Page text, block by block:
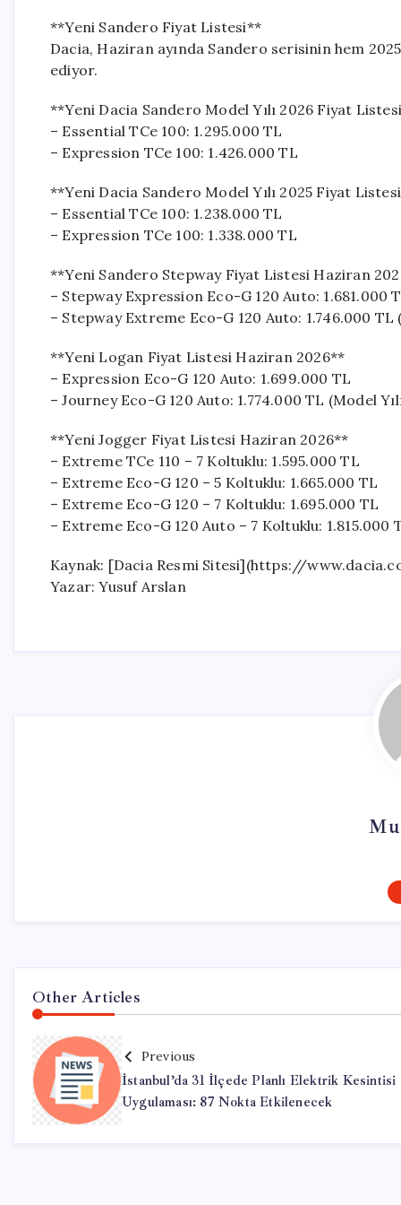
**Yeni Sandero Fiyat Listesi**
Dacia, Haziran ayında Sandero serisinin hem
ediyor.
**Yeni Dacia Sandero Model Yılı 2026 Fiyat
– Essential TCe 100: 1.295.000 TL
– Expression TCe 100: 1.426.000 TL
**Yeni Dacia Sandero Model Yılı 2025 Fiyat
– Essential TCe 100: 1.238.000 TL
– Expression TCe 100: 1.338.000 TL
**Yeni Sandero Stepway Fiyat Listesi Haziran
– Stepway Expression Eco-G 120 Auto: 1.681.000
– Stepway Extreme Eco-G 120 Auto: 1.746.000 TL
**Yeni Logan Fiyat Listesi Haziran 2026**
– Expression Eco-G 120 Auto: 1.699.000 TL
– Journey Eco-G 120 Auto: 1.774.000 TL (Model
**Yeni Jogger Fiyat Listesi Haziran 2026**
– Extreme TCe 110 – 7 Koltuklu: 1.595.000 TL
– Extreme Eco-G 120 – 5 Koltuklu: 1.665.000 TL
– Extreme Eco-G 120 – 7 Koltuklu: 1.695.000 TL
– Extreme Eco-G 120 Auto – 7 Koltuklu: 1.815.000
Kaynak: [Dacia Resmi Sitesi](https://
Yazar: Yusuf Arslan
Other Articles
Previous
İstanbul’da 31 İlçede Planlı Elektrik Kesintisi
Uygulaması: 87 Nokta Etkilenecek